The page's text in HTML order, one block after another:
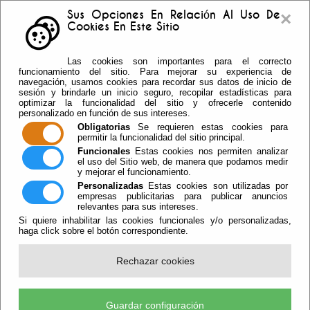
×
Sus Opciones En Relación Al Uso De
Cookies En Este Sitio
Las cookies son importantes para el correcto
funcionamiento del sitio. Para mejorar su experiencia de
navegación, usamos cookies para recordar sus datos de inicio de
sesión y brindarle un inicio seguro, recopilar estadísticas para
optimizar la funcionalidad del sitio y ofrecerle contenido
personalizado en función de sus intereses.
Obligatorias Se requieren estas cookies para
permitir la funcionalidad del sitio principal.
Funcionales Estas cookies nos permiten analizar
el uso del Sitio web, de manera que podamos medir
y mejorar el funcionamiento.
Personalizadas Estas cookies son utilizadas por
empresas publicitarias para publicar anuncios
relevantes para sus intereses.
Si quiere inhabilitar las cookies funcionales y/o personalizadas,
haga click sobre el botón correspondiente.
Rechazar cookies
Guardar configuración
Telf: 950.55.30.69 -
950.55.36.37 Fax: 950.55.35.41
Escuchar
El Pleno Aprueba De Cesión
Gratuita Del Edificio Del Centro De